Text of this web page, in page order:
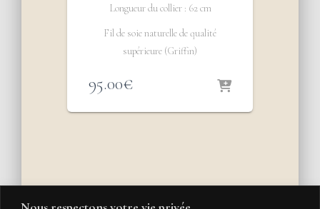
Longueur du collier : 62 cm
Fil de soie naturelle de qualité
supérieure (Griffin)
95.00€